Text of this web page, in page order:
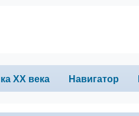
ХХ века Навигатор